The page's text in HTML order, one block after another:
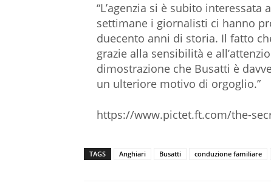
“L’agenzia si è subito
settimane i giornalisti ci hanno
duecento anni di storia. Il fatto
grazie alla sensibilità e
dimostrazione che Busatti è
un ulteriore motivo di orgoglio.”
https://www.pictet.ft.com/the-
TAGS Anghiari Busatti conduzione familiare